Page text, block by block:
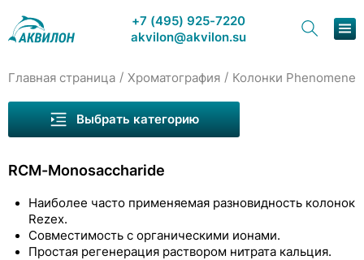
+7 (495) 925-7220
akvilon@akvilon.su
Каталог
Сервис и ремонт
Главная страница / Хроматография / Колонки Рhenomenex
RCM-Monosaccharide
Наиболее часто применяемая разновидность колонок
Rezex.
Совместимость с органическими ионами.
Простая регенерация раствором нитрата кальция.
Выбрать категорию
Колонки Wayeal для ВЭЖХ
Колонки Welch для ВЭЖХ
Колонки COSMOSIL
Колонки Рhenomenex